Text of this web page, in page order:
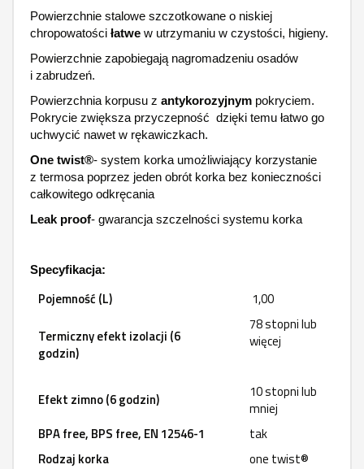
Powierzchnie stalowe szczotkowane o niskiej
chropowatości łatwe w utrzymaniu w czystości, higieny.
Powierzchnie zapobiegają nagromadzeniu osadów
i zabrudzeń.
Powierzchnia korpusu z antykorozyjnym pokryciem.
Pokrycie zwiększa przyczepność dzięki temu łatwo go
uchwycić nawet w rękawiczkach.
One twist®- system korka umożliwiający korzystanie
z termosa poprzez jeden obrót korka bez konieczności
całkowitego odkręcania
Leak proof- gwarancja szczelności systemu korka
Specyfikacja:
Pojemność (L)
1,00
Termiczny efekt izolacji (6
godzin)
78 stopni lub
więcej
Efekt zimno (6 godzin)
10 stopni lub
mniej
BPA free, BPS free, EN 12546-1
tak
Rodzaj korka
one twist®